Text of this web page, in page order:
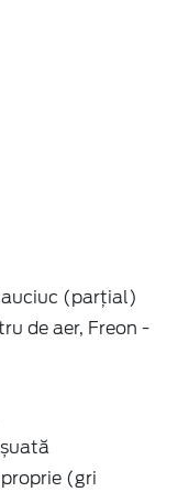
(parțial)
de aer, Freon -
(gri